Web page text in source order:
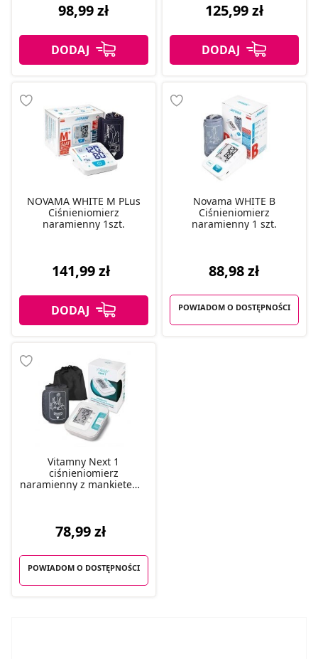
98,99 zł 125,99 zł
NOVAMA WHITE M PLus
Ciśnieniomierz
naramienny 1szt.
141,99 zł
Novama WHITE B
Ciśnieniomierz
naramienny 1 szt.
88,98 zł
POWIADOM O DOSTĘPNOŚCI
Vitamny Next 1
ciśnieniomierz
naramienny z mankietem i
78,99 zł
POWIADOM O DOSTĘPNOŚCI